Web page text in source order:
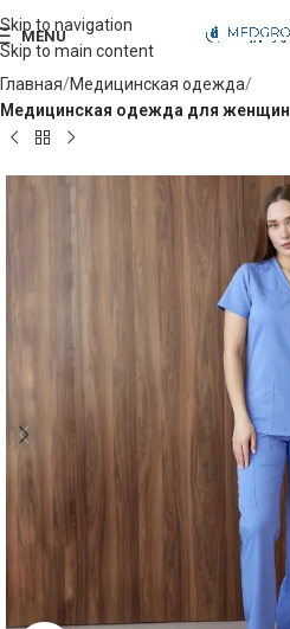
Skip to navigation
Skip to main content
MENU
Главная Медицинская одежда
Медицинская одежда для женщин